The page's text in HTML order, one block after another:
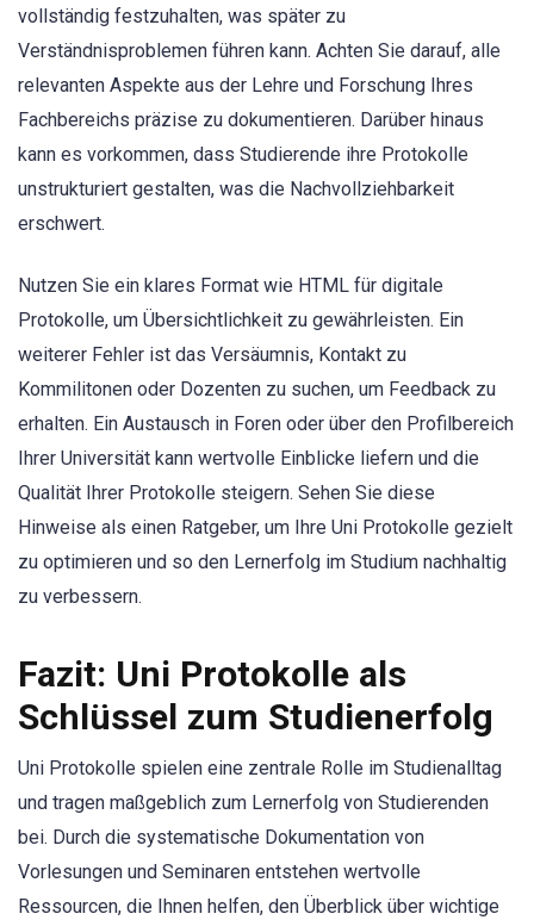
vollständig festzuhalten, was später zu
Verständnisproblemen führen kann. Achten Sie darauf, alle
relevanten Aspekte aus der Lehre und Forschung Ihres
Fachbereichs präzise zu dokumentieren. Darüber hinaus
kann es vorkommen, dass Studierende ihre Protokolle
unstrukturiert gestalten, was die Nachvollziehbarkeit
erschwert.
Nutzen Sie ein klares Format wie HTML für digitale
Protokolle, um Übersichtlichkeit zu gewährleisten. Ein
weiterer Fehler ist das Versäumnis, Kontakt zu
Kommilitonen oder Dozenten zu suchen, um Feedback zu
erhalten. Ein Austausch in Foren oder über den Profilbereich
Ihrer Universität kann wertvolle Einblicke liefern und die
Qualität Ihrer Protokolle steigern. Sehen Sie diese
Hinweise als einen Ratgeber, um Ihre Uni Protokolle gezielt
zu optimieren und so den Lernerfolg im Studium nachhaltig
zu verbessern.
Fazit: Uni Protokolle als
Schlüssel zum Studienerfolg
Uni Protokolle spielen eine zentrale Rolle im Studienalltag
und tragen maßgeblich zum Lernerfolg von Studierenden
bei. Durch die systematische Dokumentation von
Vorlesungen und Seminaren entstehen wertvolle
Ressourcen, die Ihnen helfen, den Überblick über wichtige